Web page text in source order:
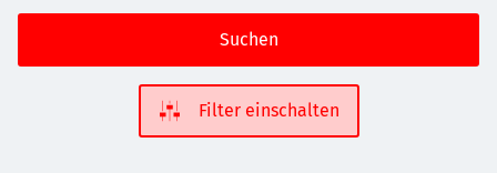
Suchen
Filter einschalten